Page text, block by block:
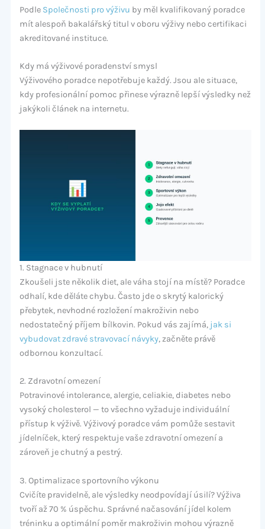
Podle Společnosti pro výživu by měl kvalifikovaný poradce
mít alespoň bakalářský titul v oboru výživy nebo certifikaci
akreditované instituce.
Kdy má výživové poradenství smysl
Výživového poradce nepotřebuje každý. Jsou ale situace,
kdy profesionální pomoc přinese výrazně lepší výsledky než
jakýkoli článek na internetu.
1. Stagnace v hubnutí
Zkoušeli jste několik diet, ale váha stojí na místě? Poradce
odhalí, kde děláte chybu. Často jde o skrytý kalorický
přebytek, nevhodné rozložení makroživin nebo
nedostatečný příjem bílkovin. Pokud vás zajímá, jak si
vybudovat zdravé stravovací návyky, začněte právě
odbornou konzultací.
2. Zdravotní omezení
Potravinové intolerance, alergie, celiakie, diabetes nebo
vysoký cholesterol — to všechno vyžaduje individuální
přístup k výživě. Výživový poradce vám pomůže sestavit
jídelníček, který respektuje vaše zdravotní omezení a
zároveň je chutný a pestrý.
3. Optimalizace sportovního výkonu
Cvičíte pravidelně, ale výsledky neodpovídají úsilí? Výživa
tvoří až 70 % úspěchu. Správné načasování jídel kolem
tréninku a optimální poměr makroživin mohou výrazně